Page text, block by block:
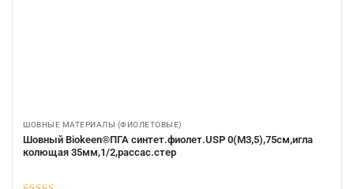
ШОВНЫЕ МАТЕРИАЛЫ (ФИОЛЕТОВЫЕ)
Шовный Biokeen®ПГА синтет.фиолет.USP 0(М3,5),75см,игла
колющая 35мм,1/2,рассас.стер